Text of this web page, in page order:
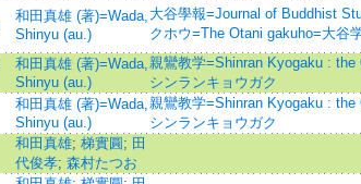
和田真雄 (著)=Wada,
Shinyu (au.)
大谷學報=Journal of Buddhist
クホウ=The Otani gakuho=大谷
和田真雄 (著)=Wada,
Shinyu (au.)
親鸞教学=Shinran Kyogaku :
シンランキョウガク
和田真雄 (著)=Wada,
Shinyu (au.)
親鸞教学=Shinran Kyogaku :
シンランキョウガク
和田真雄; 梯實圓 ; 田
代俊孝; 森村たつお